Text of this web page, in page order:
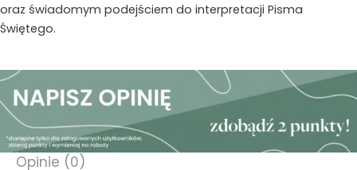
oraz świadomym podejściem do interpretacji Pisma
Świętego.
Opinie (0)